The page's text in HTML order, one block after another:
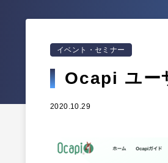
イベント・セミナー
Ocapi ユー
2020.10.29